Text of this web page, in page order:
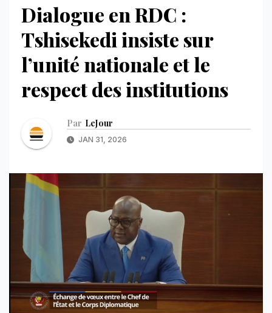
Dialogue en RDC :
Tshisekedi insiste sur
l’unité nationale et le
respect des institutions
Par LeJour
JAN 31, 2026